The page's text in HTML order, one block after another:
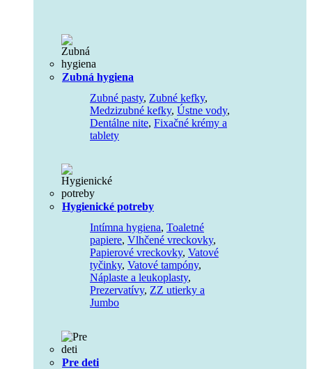
Zubná hygiena
Zubné pasty, Zubné kefky,
Medzizubné kefky, Ústne vody,
Dentálne nite, Fixačné krémy a
tablety
Hygienické potreby
Intímna hygiena, Toaletné
papiere, Vlhčené vreckovky,
Papierové vreckovky, Vatové
tyčinky, Vatové tampóny,
Náplaste a leukoplasty,
Prezervatívy, ZZ utierky a
Jumbo
Pre deti